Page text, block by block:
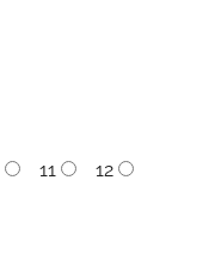
11
12